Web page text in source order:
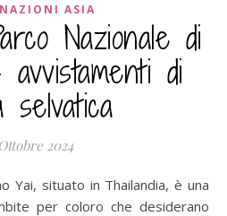
ASIA
Nazionale di
di
selvatica
2024
per coloro che desiderano